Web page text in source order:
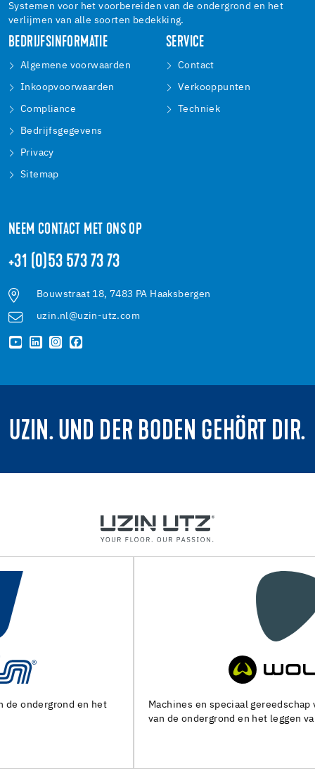
Systemen voor het voorbereiden van de ondergrond en het
verlijmen van alle soorten bedekking.
BEDRIJFSINFORMATIE
Algemene voorwaarden
Inkoopvoorwaarden
Compliance
Bedrijfsgegevens
Privacy
Sitemap
SERVICE
Contact
Verkooppunten
Techniek
NEEM CONTACT MET ONS OP
+31 (0)53 573 73 73
Bouwstraat 18, 7483 PA Haaksbergen
uzin.nl@uzin-utz.com
UZIN. UND DER BODEN GEHÖRT DIR.
Machines en speciaal gereedschap voor de voorbereiding
van de ondergrond en het leggen van alle soorten bedekking